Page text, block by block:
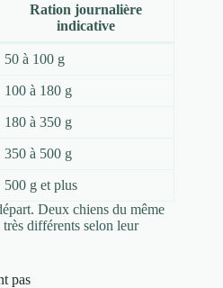
Ration journalière
indicative
50 à 100 g
100 à 180 g
180 à 350 g
350 à 500 g
500 g et plus
Deux chiens du même
différents selon leur
pas